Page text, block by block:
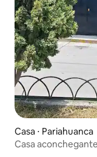
Casa ⋅ Pariahuanca
Casa